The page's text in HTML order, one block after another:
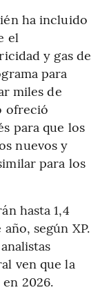
ha incluido
el
y gas de
para
miles de
ofreció
para que los
nuevos y
para los
hasta 1,4
según XP.
ven que la
2026.